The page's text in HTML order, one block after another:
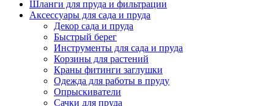
Шланги для пруда и фильтрации
Аксессуары для сада и пруда
Декор сада и пруда
Быстрый берег
Инструменты для сада и пруда
Корзины для растений
Краны фитинги заглушки
Одежда для работы в пруду
Опрыскиватели
Сачки для пруда